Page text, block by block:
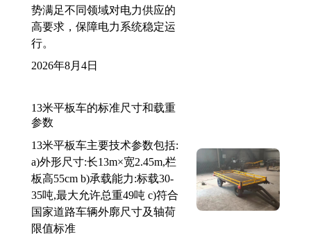
势满足不同领域对电力供应的
高要求，保障电力系统稳定运
行。
2026年8月4日
13米平板车的标准尺寸和载重
参数
13米平板车主要技术参数包括:
a)外形尺寸:长13m×宽2.45m,栏
板高55cm b)承载能力:标载30-
35吨,最大允许总重49吨 c)符合
国家道路车辆外廓尺寸及轴荷
限值标准